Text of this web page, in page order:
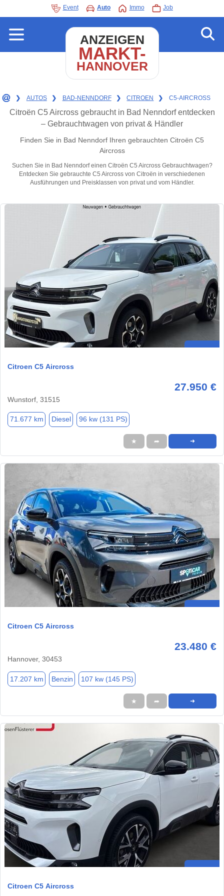
Event Auto Immo Job
ANZEIGEN
MARKT-
HANNOVER
❯ AUTOS ❯ BAD-NENNDORF ❯ CITROEN ❯ C5-AIRCROSS
Citroën C5 Aircross gebraucht in Bad Nenndorf entdecken
– Gebrauchtwagen von privat & Händler
Finden Sie in Bad Nenndorf Ihren gebrauchten Citroën C5
Aircross
Suchen Sie in Bad Nenndorf einen Citroën C5 Aircross Gebrauchtwagen?
Entdecken Sie gebrauchte C5 Aircross von Citroën in verschiedenen
Ausführungen und Preisklassen von privat und vom Händler.
Citroen C5 Aircross
27.950 €
Wunstorf, 31515
71.677 km Diesel 96 kw (131 PS)
★ ➦ ➜
Citroen C5 Aircross
23.480 €
Hannover, 30453
17.207 km Benzin 107 kw (145 PS)
★ ➦ ➜
Citroen C5 Aircross